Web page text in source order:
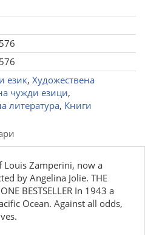
език, Художествена
чужди езици,
литература, Книги
Zamperini, now a
by Angelina Jolie. THE
BESTSELLER In 1943 a
Ocean. Against all odds,